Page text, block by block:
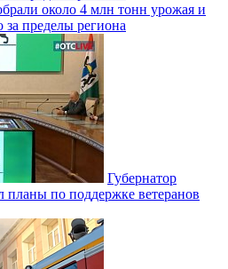
около 4 млн тонн урожая и
за пределы региона
Губернатор
планы по поддержке ветеранов